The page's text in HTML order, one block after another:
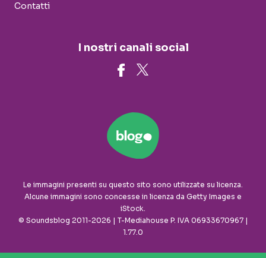
Contatti
I nostri canali social
Le immagini presenti su questo sito sono utilizzate su licenza.
Alcune immagini sono concesse in licenza da Getty Images e
iStock.
© Soundsblog 2011-2026 | T-Mediahouse P. IVA 06933670967 |
1.77.0